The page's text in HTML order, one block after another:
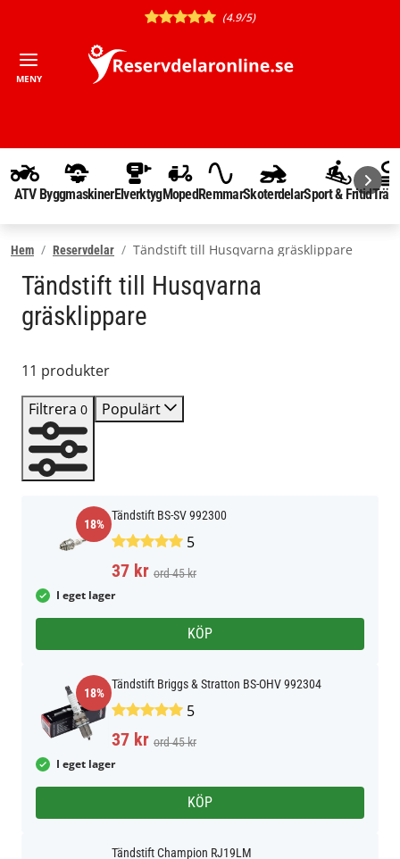
(4.9/5)
MENY
ATV ByggmaskinerElverktygMopedRemmarSkoterdelarSport & Fritid
Hem Reservdelar Tändstift till Husqvarna gräsklippare
Tändstift till Husqvarna
gräsklippare
11 produkter
Filtrera 0 Populärt
18%
Tändstift BS-SV 992300
5
37 kr ord 45 kr
I eget lager
KÖP
18%
Tändstift Briggs & Stratton BS-OHV 992304
5
37 kr ord 45 kr
I eget lager
KÖP
Tändstift Champion RJ19LM